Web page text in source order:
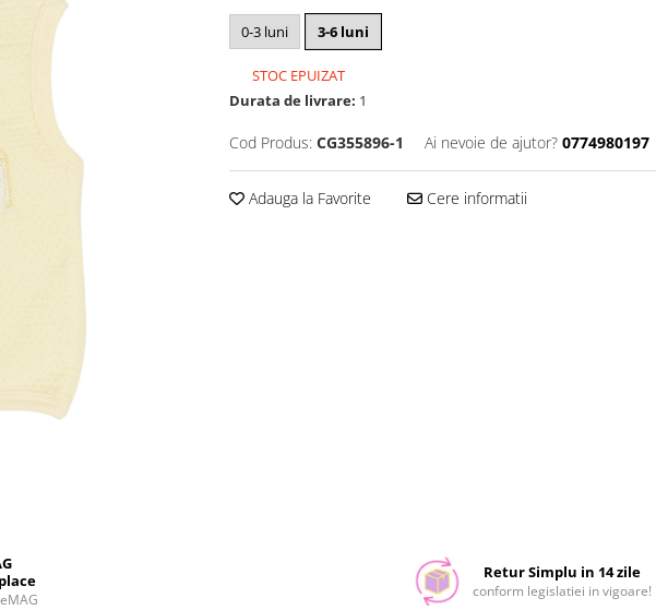
0-3 luni 3-6 luni
STOC EPUIZAT
Durata de livrare: 1
Cod Produs: CG355896-1 Ai nevoie de ajutor? 0774980197
Adauga la Favorite Cere informatii
Retur Simplu in 14 zile
conform legislatiei in vigoare!